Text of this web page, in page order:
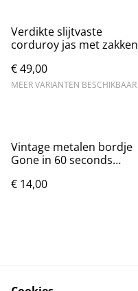
Verdikte slijtvaste
corduroy jas met zakken
€ 49,00
MEER VARIANTEN BESCHIKBAAR
Vintage metalen bordje
Gone in 60 seconds
€ 14,00